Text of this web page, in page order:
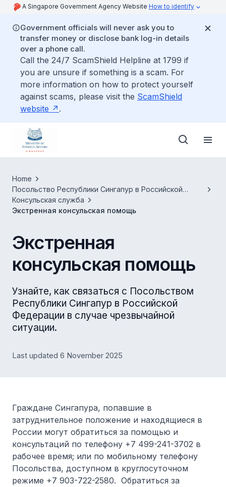
A Singapore Government Agency Website How to identify
Government officials will never ask you to
transfer money or disclose bank log-in details
over a phone call.
Call the 24/7 ScamShield Helpline at 1799 if
you are unsure if something is a scam. For
more information on how to protect yourself
against scams, please visit the ScamShield
website
.
Home
Посольство Республики Сингапур в Российской
Федерации
Консульская служба
Экстренная консульская помощь
Экстренная
консульская помощь
Узнайте, как связаться с Посольством
Республики Сингапур в Российской
Федерации в случае чрезвычайной
ситуации.
Last updated 6 November 2025
Граждане Сингапура, попавшие в
затруднительное положение и находящиеся в
России могут обратиться за помощью и
консультаций по телефону +7 499-241-3702 в
рабочее время; или по мобильному телефону
Посольства, доступном в круглосуточном
режиме +7 903-722-2580. Обратиться за